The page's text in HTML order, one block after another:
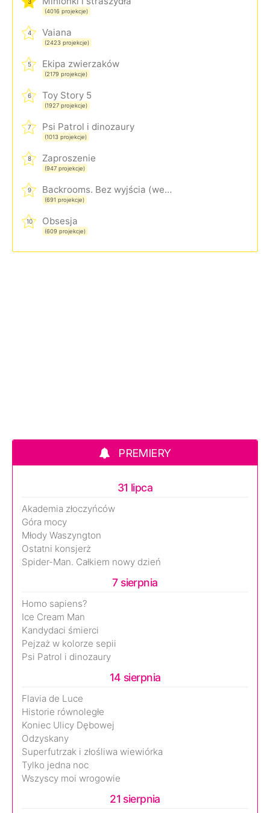
(4016 projekcje)
4 Vaiana
(2423 projekcje)
5 Ekipa zwierzaków
(2179 projekcje)
6 Toy Story 5
(1927 projekcje)
7 Psi Patrol i dinozaury
(1013 projekcje)
8 Zaproszenie
(947 projekcje)
9 Backrooms. Bez wyjścia (wersja rozszerzona)
(691 projekcje)
10 Obsesja
(609 projekcje)
PREMIERY
31 lipca
Akademia złoczyńców
Góra mocy
Młody Waszyngton
Ostatni konsjerż
Spider-Man. Całkiem nowy dzień
7 sierpnia
Homo sapiens?
Ice Cream Man
Kandydaci śmierci
Pejzaż w kolorze sepii
Psi Patrol i dinozaury
14 sierpnia
Flavia de Luce
Historie równoległe
Koniec Ulicy Dębowej
Odzyskany
Superfutrzak i złośliwa wiewiórka
Tylko jedna noc
Wszyscy moi wrogowie
21 sierpnia